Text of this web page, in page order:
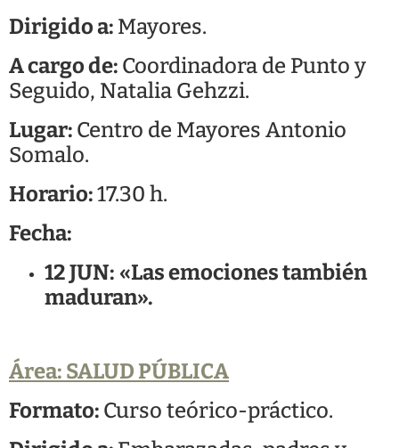
Dirigido a: Mayores.
A cargo de: Coordinadora de Punto y
Seguido, Natalia Gehzzi.
Lugar: Centro de Mayores Antonio
Somalo.
Horario:17.30 h.
Fecha:
12 JUN: «Las emociones también
maduran».
Área: SALUD PÚBLICA
Formato: Curso teórico-práctico.